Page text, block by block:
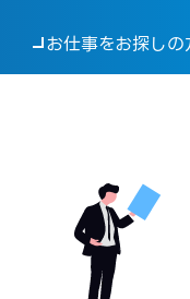
お仕事をお探しの